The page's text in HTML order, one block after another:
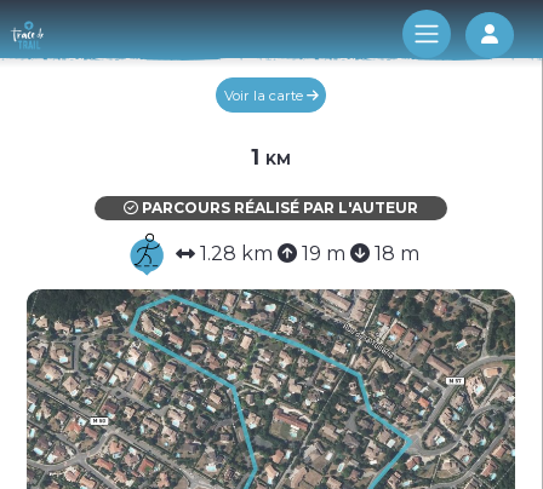
Log
Voir la carte
1 km
PARCOURS RÉALISÉ PAR L'AUTEUR
1.28 km 19 m 18 m